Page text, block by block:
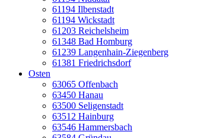
61194 Ilbenstadt
61194 Wickstadt
61203 Reichelsheim
61348 Bad Homburg
61239 Langenhain-Ziegenberg
61381 Friedrichsdorf
Osten
63065 Offenbach
63450 Hanau
63500 Seligenstadt
63512 Hainburg
63546 Hammersbach